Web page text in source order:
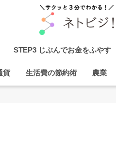
STEP3 じぶんでお金をふやす
貨 生活費の節約術 農業